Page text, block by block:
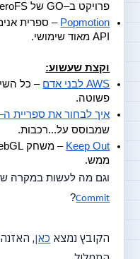
פרויקט ב–GO של AeroFS.
Popmotion
API מאוד שימושי.
וקצת שעשוע:
AWS לבני אדם
פשוטה.
איך לבחור את ספריית
שמבוסס על...רכבות.
Keep Out
ממש.
וגם מה לעשות במקרה
Commit
?
הקובץ נמצא כאן,